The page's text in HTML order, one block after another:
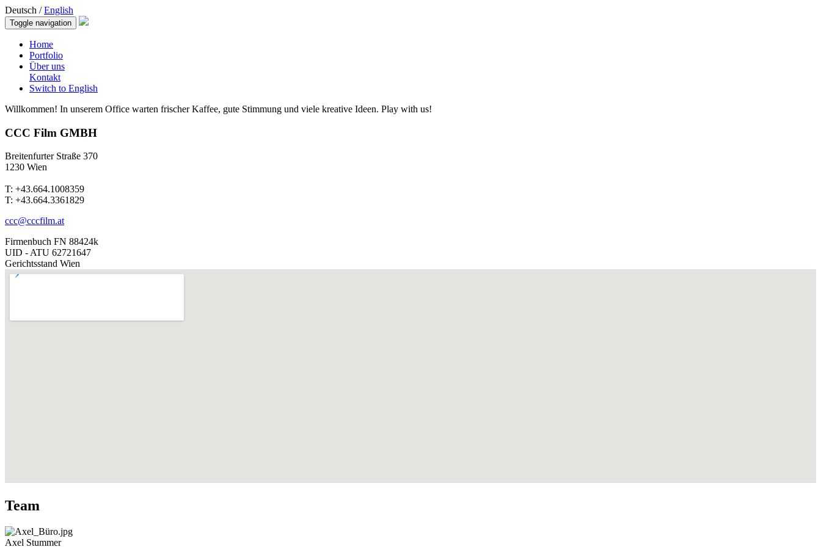
Deutsch /English
Toggle navigation
Home
Portfolio
Über uns
Kontakt
Switch to English
Willkommen! In unserem Office warten frischer Kaffee, gute Stimmung und viele kreative Ideen. Play with us!
CCC Film GMBH
Breitenfurter Straße 370
1230 Wien
T: +43.664.1008359
T: +43.664.3361829
ccc@cccfilm.at
Firmenbuch FN 88424k
UID - ATU 62721647
Gerichtsstand Wien
Team
Axel Stummer